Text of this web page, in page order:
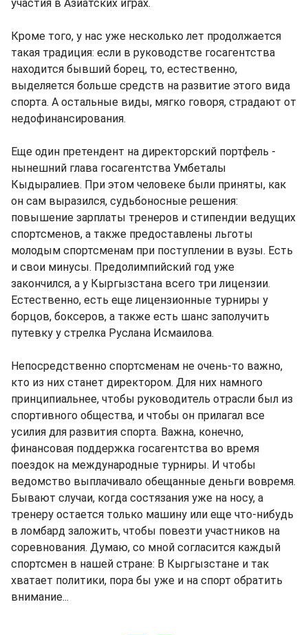
участия в Азиатских играх.
Кроме того, у нас уже несколько лет продолжается
такая традиция: если в руководстве госагентства
находится бывший борец, то, естественно,
выделяется больше средств на развитие этого вида
спорта. А остальные виды, мягко говоря, страдают от
недофинансирования.
Еще один претендент на директорский портфель -
нынешний глава госагентства Умбеталы
Кыдыралиев. При этом человеке были приняты, как
он сам выразился, судьбоносные решения:
повышение зарплаты тренеров и стипендии ведущих
спортсменов, а также предоставлены льготы
молодым спортсменам при поступлении в вузы. Есть
и свои минусы. Предолимпийский год уже
закончился, а у Кыргызстана всего три лицензии.
Естественно, есть еще лицензионные турниры у
борцов, боксеров, а также есть шанс заполучить
путевку у стрелка Руслана Исмаилова.
Непосредственно спортсменам не очень-то важно,
кто из них станет директором. Для них намного
принципиальнее, чтобы руководитель отрасли был из
спортивного общества, и чтобы он прилагал все
усилия для развития спорта. Важна, конечно,
финансовая поддержка госагентства во время
поездок на международные турниры. И чтобы
ведомство выплачивало обещанные деньги вовремя.
Бывают случаи, когда состязания уже на носу, а
тренеру остается только машину или еще что-нибудь
в ломбард заложить, чтобы повезти участников на
соревнования. Думаю, со мной согласится каждый
спортсмен в нашей стране: В Кыргызстане и так
хватает политики, пора бы уже и на спорт обратить
внимание...